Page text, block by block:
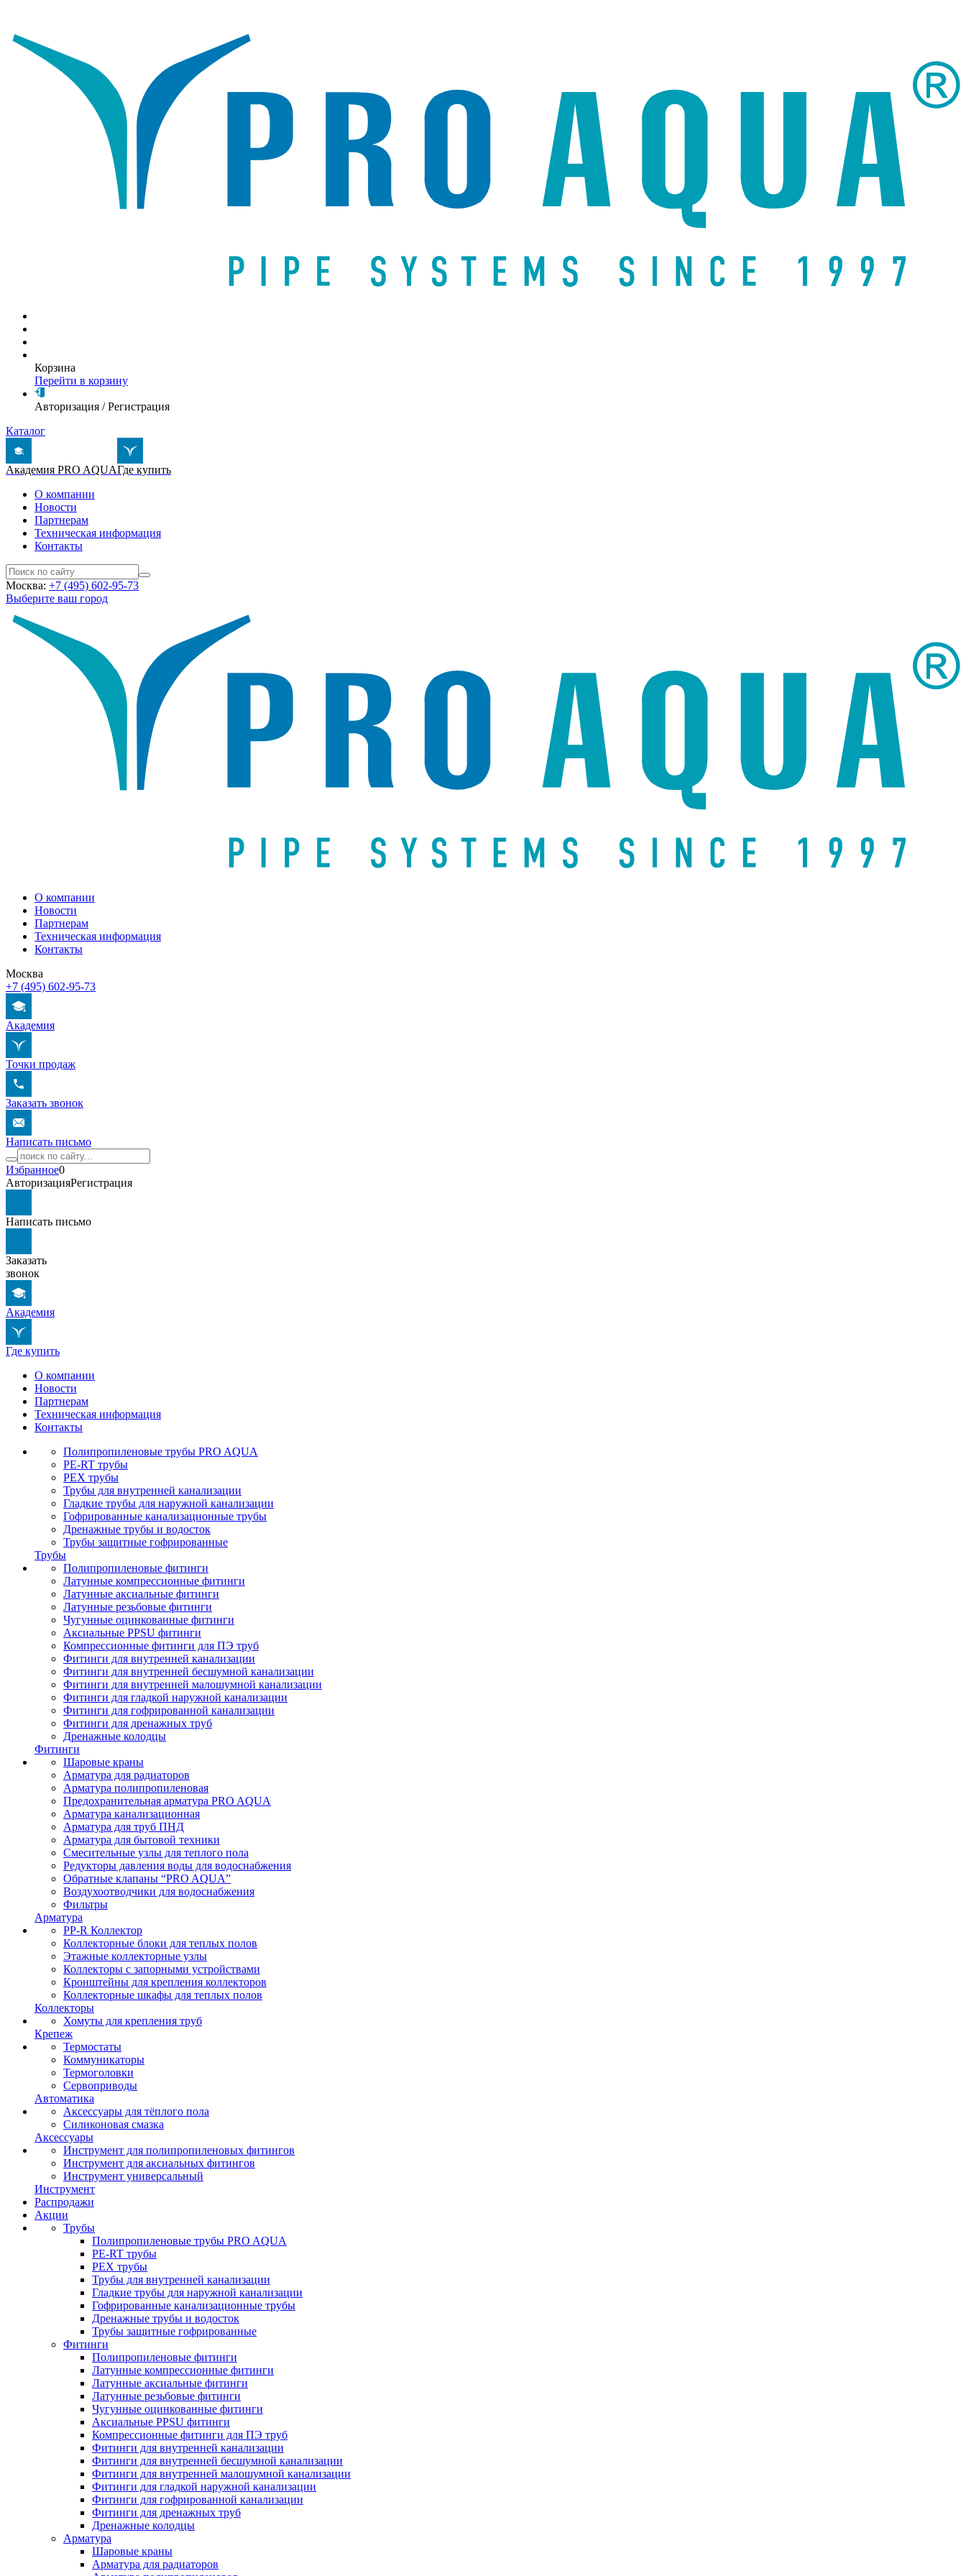
Корзина
Перейти в корзину
Авторизация /Регистрация
Каталог
Академия PRO AQUAГде купить
О компании
Новости
Партнерам
Техническая информация
Контакты
Москва: +7 (495) 602-95-73
Выберите ваш город
О компании
Новости
Партнерам
Техническая информация
Контакты
Москва
+7 (495) 602-95-73
Академия
Точки продаж
Заказать звонок
Написать письмо
Избранное0
АвторизацияРегистрация
Написать письмо
Заказать
звонок
Академия
Где купить
О компании
Новости
Партнерам
Техническая информация
Контакты
Полипропиленовые трубы PRO AQUA
PE-RT трубы
PEX трубы
Трубы для внутренней канализации
Гладкие трубы для наружной канализации
Гофрированные канализационные трубы
Дренажные трубы и водосток
Трубы защитные гофрированные
Трубы
Полипропиленовые фитинги
Латунные компрессионные фитинги
Латунные аксиальные фитинги
Латунные резьбовые фитинги
Чугунные оцинкованные фитинги
Аксиальные PPSU фитинги
Компрессионные фитинги для ПЭ труб
Фитинги для внутренней канализации
Фитинги для внутренней бесшумной канализации
Фитинги для внутренней малошумной канализации
Фитинги для гладкой наружной канализации
Фитинги для гофрированной канализации
Фитинги для дренажных труб
Дренажные колодцы
Фитинги
Шаровые краны
Арматура для радиаторов
Арматура полипропиленовая
Предохранительная арматура PRO AQUA
Арматура канализационная
Арматура для труб ПНД
Арматура для бытовой техники
Смесительные узлы для теплого пола
Редукторы давления воды для водоснабжения
Обратные клапаны “PRO AQUA”
Воздухоотводчики для водоснабжения
Фильтры
Арматура
PP-R Коллектор
Коллекторные блоки для теплых полов
Этажные коллекторные узлы
Коллекторы с запорными устройствами
Кронштейны для крепления коллекторов
Коллекторные шкафы для теплых полов
Коллекторы
Хомуты для крепления труб
Крепеж
Термостаты
Коммуникаторы
Термоголовки
Сервоприводы
Автоматика
Аксессуары для тёплого пола
Силиконовая смазка
Аксессуары
Инструмент для полипропиленовых фитингов
Инструмент для аксиальных фитингов
Инструмент универсальный
Инструмент
Распродажи
Акции
Трубы
Полипропиленовые трубы PRO AQUA
PE-RT трубы
PEX трубы
Трубы для внутренней канализации
Гладкие трубы для наружной канализации
Гофрированные канализационные трубы
Дренажные трубы и водосток
Трубы защитные гофрированные
Фитинги
Полипропиленовые фитинги
Латунные компрессионные фитинги
Латунные аксиальные фитинги
Латунные резьбовые фитинги
Чугунные оцинкованные фитинги
Аксиальные PPSU фитинги
Компрессионные фитинги для ПЭ труб
Фитинги для внутренней канализации
Фитинги для внутренней бесшумной канализации
Фитинги для внутренней малошумной канализации
Фитинги для гладкой наружной канализации
Фитинги для гофрированной канализации
Фитинги для дренажных труб
Дренажные колодцы
Арматура
Шаровые краны
Арматура для радиаторов